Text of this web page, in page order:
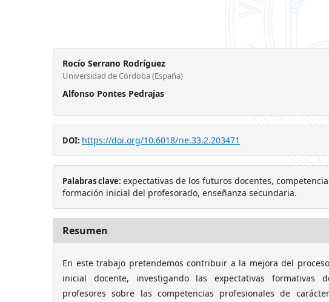
Rocío Serrano Rodríguez
Universidad de Córdoba (España)
Alfonso Pontes Pedrajas
DOI: https://doi.org/10.6018/rie.33.2.203471
Palabras clave: expectativas de los futuros docentes,
formación inicial del profesorado, enseñanza secundaria.
Resumen
En este trabajo pretendemos contribuir a la mejora del
inicial docente, investigando las expectativas formativas
profesores sobre las competencias profesionales de